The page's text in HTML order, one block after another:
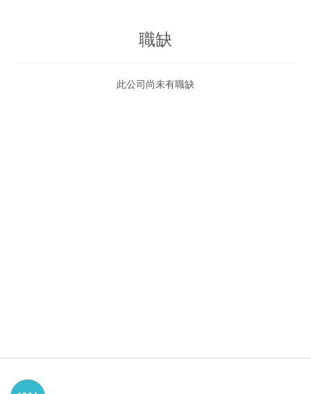
職缺
此公司尚未有職缺